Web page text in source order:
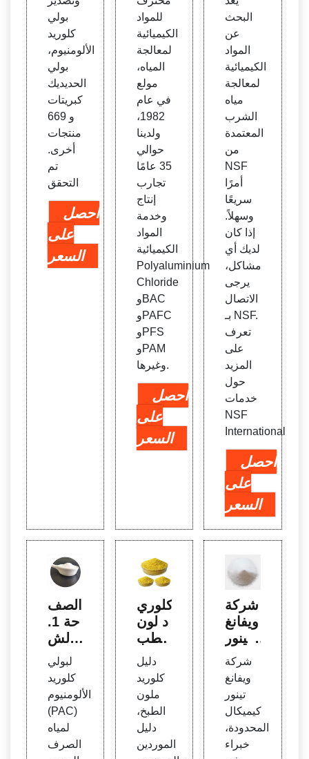
يتات ا
لحديد
يك
بولي
كلوريد
الألومنيوم،
بولي
الحديديك
كبريتات
و 669
منتجات
أخرى.
تم
التحقق
احصل
على
السعر
لومنيو
م، بول
ي أكر
يلاميد
للمواد
الكيميائية
لمعالجة
المياه،
مولع
في عام
1982،
ولدينا
حوالي
35 عامًا
تجارب
إنتاج
وخدمة
المواد
الكيميائية
Polyaluminium
Chloride
وBAC
وPAFC
وPFS
وPAM
وغيرها.
احصل
على
السعر
البحث
عن
المواد
الكيميائية
لمعالجة
مياه
الشرب
المعتمدة
من
NSF
أمرًا
سريعًا
وسهلاً.
إذا كان
لديك أي
مشاكل،
يرجى
الاتصال
بـ NSF.
تعرف
على
المزيد
حول
خدمات
NSF
International
احصل
على
السعر
الصف
حة 1.
- الش
ركة ال
مصنع
ة لبول
ي كلو
ريد الأ
لومنيو
م للط
لبولي
كلوريد
الألومنيوم
(PAC)
لمياه
الصرف
كلوري
د لون
الطب
خ، م
صنعي
ومورد
ي كلو
ريد لو
ن الط
بخ
دليل
كلوريد
ملون
الطبخ،
دليل
الموردين
شركة
ويفانغ
تينور
كيميكا
ل الم
حدود
ة - كل
وريد ا
لكال
سيوم
شركة
ويفانغ
تينور
كيميكال
المحدودة،
خبراء